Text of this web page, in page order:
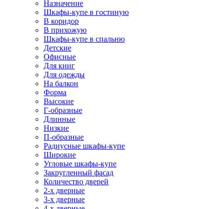
Назначение
Шкафы-купе в гостиную
В коридор
В прихожую
Шкафы-купе в спальню
Детские
Офисные
Для книг
Для одежды
На балкон
Форма
Высокие
Г-образные
Длинные
Низкие
П-образные
Радиусные шкафы-купе
Широкие
Угловые шкафы-купе
Закругленный фасад
Количество дверей
2-х дверные
3-х дверные